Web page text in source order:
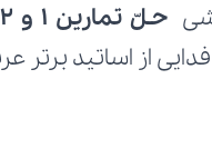
حـلّ تمارین 1 و 2 درس اول
از اساتید برتر